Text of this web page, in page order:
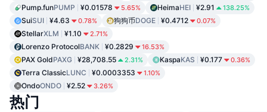
Pump.funPUMP ¥0.01578 5.65% HeimaHEI ¥2.91 138.25%
SuiSUI ¥4.63 0.78% 狗狗币DOGE ¥0.4712 0.07%
StellarXLM ¥1.10 2.71%
Lorenzo ProtocolBANK ¥0.2829 16.53%
PAX GoldPAXG ¥28,708.55 2.31% KaspaKAS ¥0.177 0.36%
Terra ClassicLUNC ¥0.0003353 1.10%
OndoONDO ¥2.52 3.26%
热门